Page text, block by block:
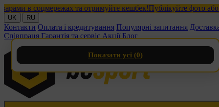
в соцмережах та отримуйте кешбек!Публікуйте фото або
UK RU
Контакти Оплата і кредитування Популярні запитання
Співпраця Гарантія та сервіс Акції Блог
Показати усі (0)